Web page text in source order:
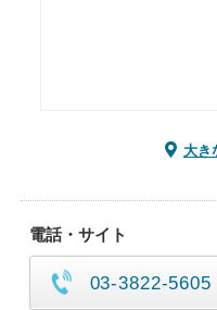
大き
電話・サイト
03-3822-5605